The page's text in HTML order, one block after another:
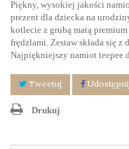
Piękny, wysokiej jakości
prezent dla dziecka na
kotlecie z grubą matą
frędzlami. Zestaw składa się
Najpiękniejszy namiot teepee
Tweetuj Udostępnij
Drukuj